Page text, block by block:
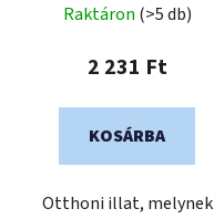
Raktáron (>5 db)
2 231 Ft
KOSÁRBA
Otthoni illat, melynek